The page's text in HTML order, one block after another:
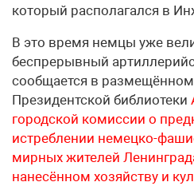
который располагался в
В это время немцы уже
беспрерывный
сообщается в
Президентской библиотеки
городской комиссии о
истреблении немецко-
мирных жителей
нанесённом хозяйству и